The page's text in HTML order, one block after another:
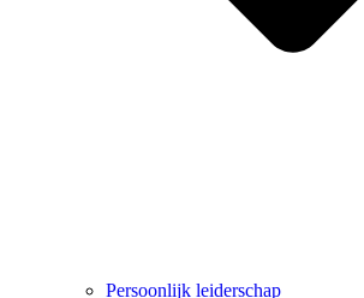
Persoonlijk leiderschap